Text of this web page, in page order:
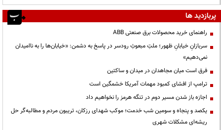
پربازدید ها
راهنمای خرید محصولات برق صنعتی ABB
سربازانِ خیابانِ ظهور؛ ملتِ مبعوثِ رودسر در پاسخ به دشمن: «خیابان‌ها را به ناامیدان
نمی‌دهیم»
فرق است میان مجاهدان در میدان و ساکتین
ترامپ از افشای کمبود مهمات آمریکا خشمگین است
اجازه باز شدن مسیر دوم در تنگه هرمز را نخواهیم داد
یکصد و پنجاه و سومین شب خدمت؛ موکب شهدای رزکان، تریبون مردم و مطالبه‌گر حل
ریشه‌ای مشکلات شهری